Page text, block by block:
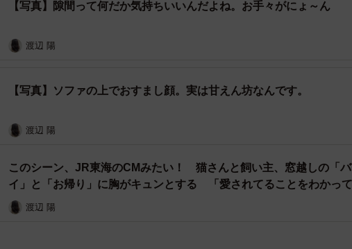
賀県に住む坂本さんは、インスタに投稿されていたうにちゃんの里親
うしてもこの子を家族に迎えたい！と思った。一目惚れしたという。
ていた。
【写真】隙間って何だか気持ちいいんだよね。お手々がにょ～ん
渡辺 陽
【写真】ソファの上でおすまし顔。実は甘えん坊なんです。
渡辺 陽
このシーン、JR東海のCMみたい！ 猫さんと飼い主、窓越しの「
イ」と「お帰り」に胸がキュンとする 「愛されてることをわかって
渡辺 陽